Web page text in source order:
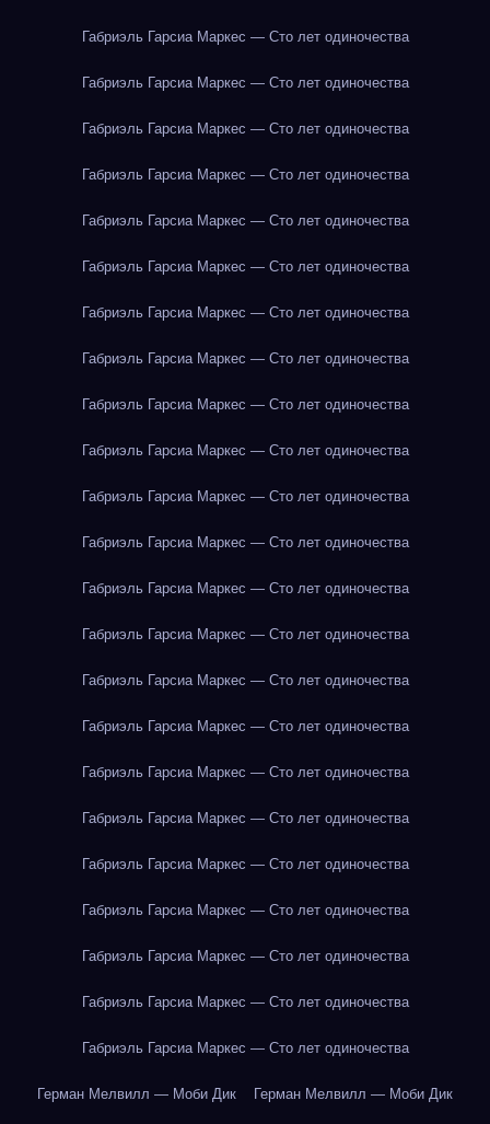
Габриэль Гарсиа Маркес — Сто лет одиночества
Габриэль Гарсиа Маркес — Сто лет одиночества
Габриэль Гарсиа Маркес — Сто лет одиночества
Габриэль Гарсиа Маркес — Сто лет одиночества
Габриэль Гарсиа Маркес — Сто лет одиночества
Габриэль Гарсиа Маркес — Сто лет одиночества
Габриэль Гарсиа Маркес — Сто лет одиночества
Габриэль Гарсиа Маркес — Сто лет одиночества
Габриэль Гарсиа Маркес — Сто лет одиночества
Габриэль Гарсиа Маркес — Сто лет одиночества
Габриэль Гарсиа Маркес — Сто лет одиночества
Габриэль Гарсиа Маркес — Сто лет одиночества
Габриэль Гарсиа Маркес — Сто лет одиночества
Габриэль Гарсиа Маркес — Сто лет одиночества
Габриэль Гарсиа Маркес — Сто лет одиночества
Габриэль Гарсиа Маркес — Сто лет одиночества
Габриэль Гарсиа Маркес — Сто лет одиночества
Габриэль Гарсиа Маркес — Сто лет одиночества
Габриэль Гарсиа Маркес — Сто лет одиночества
Габриэль Гарсиа Маркес — Сто лет одиночества
Габриэль Гарсиа Маркес — Сто лет одиночества
Габриэль Гарсиа Маркес — Сто лет одиночества
Габриэль Гарсиа Маркес — Сто лет одиночества
Герман Мелвилл — Моби Дик Герман Мелвилл — Моби Дик